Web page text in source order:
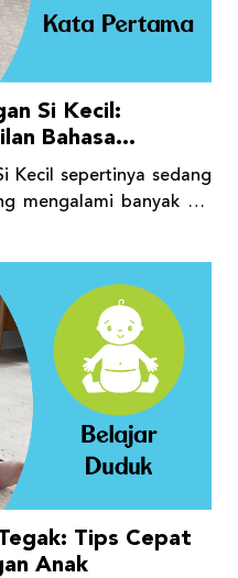
Si Kecil:
Bahasa
Kecil sepertinya sedang
mengalami banyak hal
Tips Cepat
Anak